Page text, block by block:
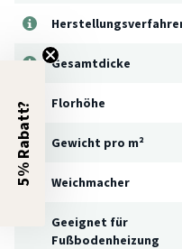
Gesamtdicke
Florhöhe
Gewicht pro m²
Weichmacher
Geeignet für
Fußbodenheizung
5% Rabatt?